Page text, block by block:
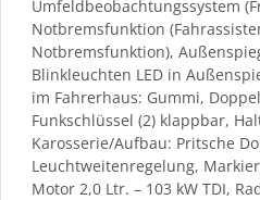
Umfeldbeobachtungssystem
Notbremsfunktion
Notbremsfunktion),
Blinkleuchten LED in
im Fahrerhaus: Gummi,
Funkschlüssel (2) klappbar,
Karosserie/Aufbau: Pritsche
Leuchtweitenregelung,
Motor 2,0 Ltr. – 103 kW TDI,